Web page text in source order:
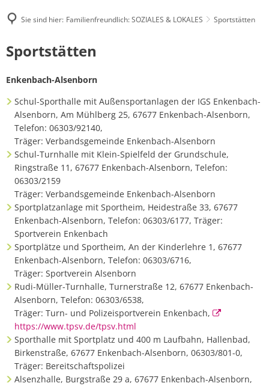
Sie sind hier: Familienfreundlich: SOZIALES & LOKALES Sportstätten
Sportstätten
Sportstätten
Enkenbach-Alsenborn
Schul-Sporthalle mit Außensportanlagen der IGS Enkenbach-
Alsenborn, Am Mühlberg 25, 67677 Enkenbach-Alsenborn,
Telefon: 06303/92140,
Träger: Verbandsgemeinde Enkenbach-Alsenborn
Schul-Turnhalle mit Klein-Spielfeld der Grundschule,
Ringstraße 11, 67677 Enkenbach-Alsenborn, Telefon:
06303/2159
Träger: Verbandsgemeinde Enkenbach-Alsenborn
Sportplatzanlage mit Sportheim, Heidestraße 33, 67677
Enkenbach-Alsenborn, Telefon: 06303/6177, Träger:
Sportverein Enkenbach
Sportplätze und Sportheim, An der Kinderlehre 1, 67677
Enkenbach-Alsenborn, Telefon: 06303/6716,
Träger: Sportverein Alsenborn
Rudi-Müller-Turnhalle, Turnerstraße 12, 67677 Enkenbach-
Alsenborn, Telefon: 06303/6538,
Träger: Turn- und Polizeisportverein Enkenbach,
https://www.tpsv.de/tpsv.html
Sporthalle mit Sportplatz und 400 m Laufbahn, Hallenbad,
Birkenstraße, 67677 Enkenbach-Alsenborn, 06303/801-0,
Träger: Bereitschaftspolizei
Alsenzhalle, Burgstraße 29 a, 67677 Enkenbach-Alsenborn,